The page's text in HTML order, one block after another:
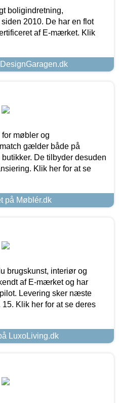
boligindretning,
2010. De har en flot
af E-mærket. Klik
møbler og
gælder både på
De tilbyder desuden
Klik her for at se
på Møblér.dk
brugskunst, interiør og
af E-mærket og har
Levering sker næste
Klik her for at se deres
LuxoLiving.dk